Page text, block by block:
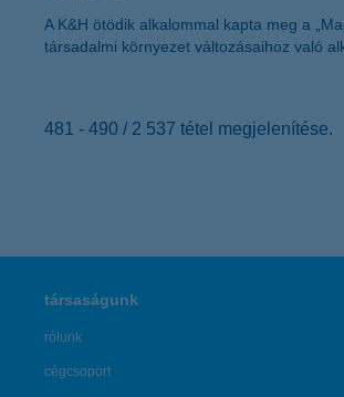
A K&H ötödik alkalommal kapta meg a
társadalmi környezet változásaihoz való
481 - 490 / 2 537 tétel megjelenítése.
társaságunk
rólunk
cégcsoport